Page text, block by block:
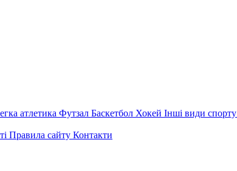
атлетика Футзал Баскетбол Хокей Інші види спорту
Правила сайту Контакти